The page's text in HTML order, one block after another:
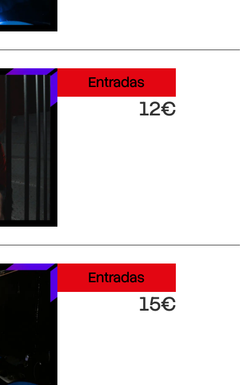
Entradas
12€
Entradas
15€